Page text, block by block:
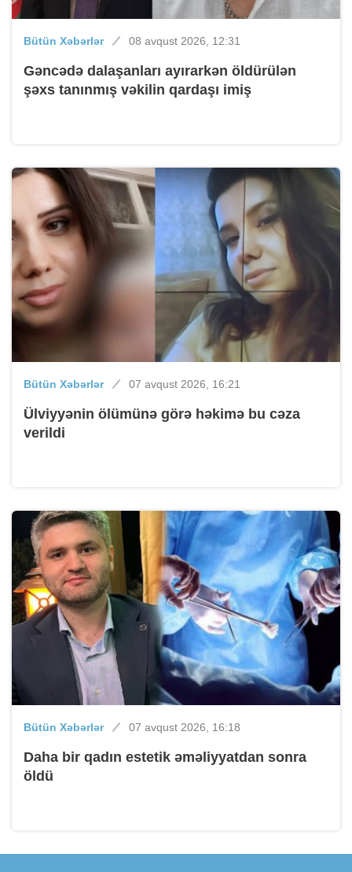
Bütün Xəbərlər 08 avqust 2026, 12:31
Gəncədə dalaşanları ayırarkən öldürülən
şəxs tanınmış vəkilin qardaşı imiş
Bütün Xəbərlər 07 avqust 2026, 16:21
Ülviyyənin ölümünə görə həkimə bu cəza
verildi
Bütün Xəbərlər 07 avqust 2026, 16:18
Daha bir qadın estetik əməliyyatdan sonra
öldü